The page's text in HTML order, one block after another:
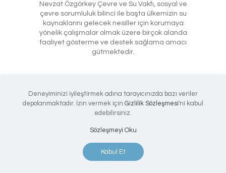
Nevzat Özgörkey Çevre ve Su Vakfı, sosyal ve
çevre sorumluluk bilinci ile başta ülkemizin su
kaynaklarını gelecek nesiller için korumaya
yönelik çalışmalar olmak üzere birçok alanda
faaliyet gösterme ve destek sağlama amacı
gütmektedir.
2021 Tüm hakları saklıdır. | #iyiişiyimarka
Nevsu Vakfı Hakkında Faaliyetler
Deneyiminizi iyileştirmek adına tarayıcınızda bazı veriler
depolanmaktadır. İzin vermek için Gizlilik Sözleşmesi'ni kabul
edebilirsiniz.
Sözleşmeyi Oku
Kabul Et